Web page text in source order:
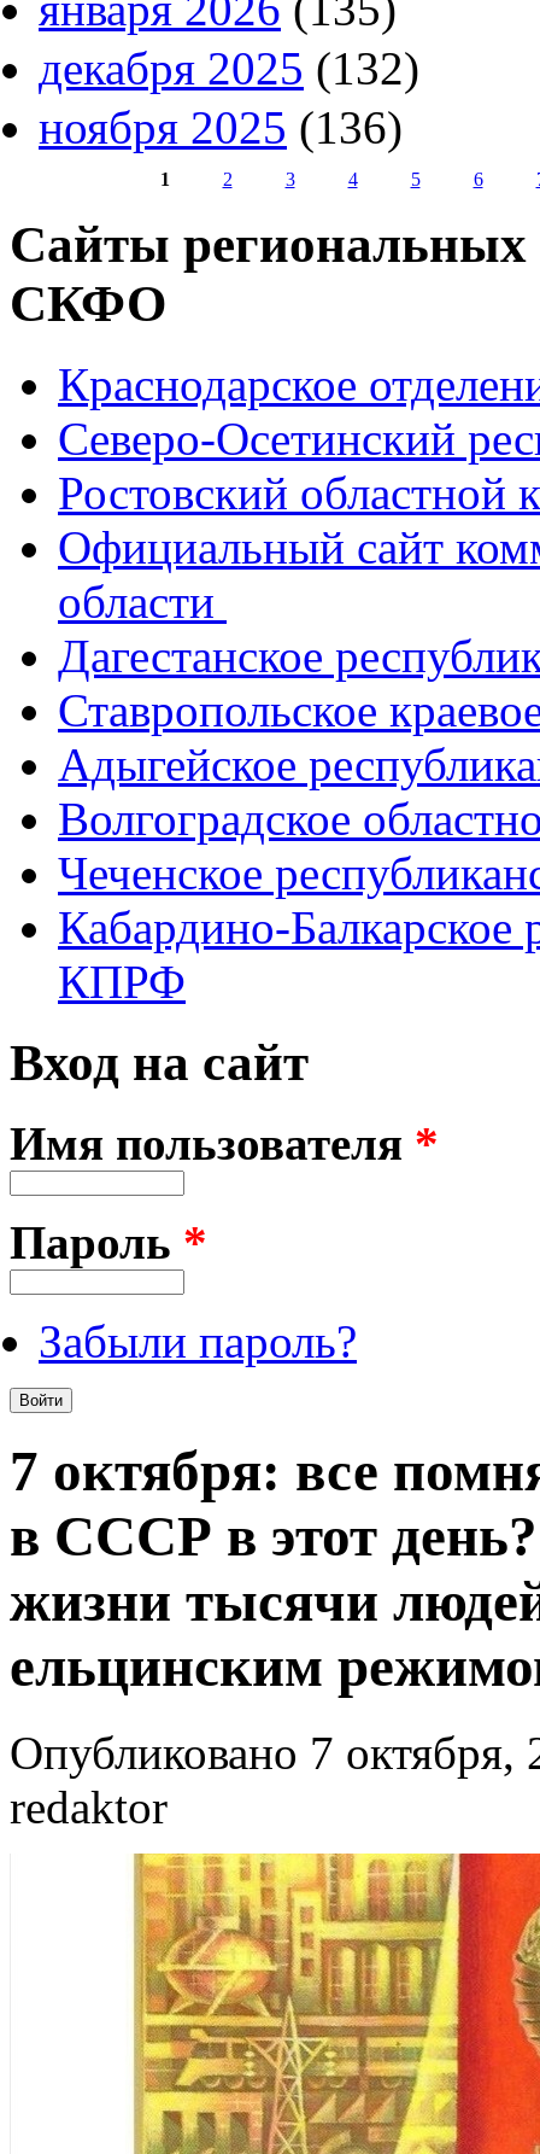
декабря 2025 (132)
ноября 2025 (136)
1 2 3 4 5 6
Сайты
СКФО
Краснодарское
Северо-Осетинский
Ростовский
Официальный сайт
области
Дагестанское
Ставропольское
Адыгейское
Волгоградское
Чеченское
Кабардино-Балкарское
КПРФ
Вход на сайт
Имя пользователя *
Пароль *
Забыли пароль?
7 октября: все
в СССР в этот
жизни тысячи
ельцинским
Опубликовано 7 октября,
redaktor